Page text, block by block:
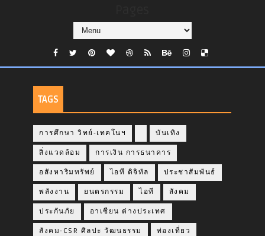
TAGS
การศึกษา วิทย์-เทคโนฯ บันเทิง
สิ่งแวดล้อม การเงิน การธนาคาร
อสังหาริมทรัพย์ ไอที ดิจิทัล ประชาสัมพันธ์
พลังงาน ยนตรกรรม ไอที สังคม
ประกันภัย อาเซียน ต่างประเทศ
สังคม-CSR ศิลปะ วัฒนธรรม ท่องเที่ยว